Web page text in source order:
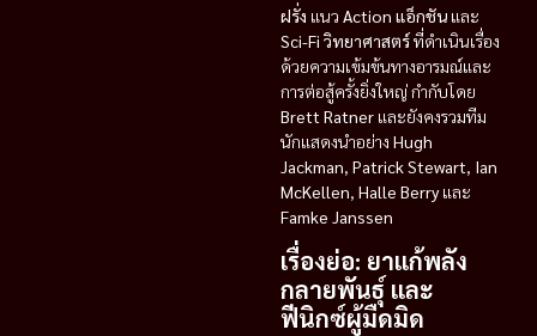
ฝรั่ง แนว Action แอ็กชัน และ
Sci-Fi วิทยาศาสตร์ที่ดำเนินเรื่อง
ด้วยความเข้มข้นทางอารมณ์และ
การต่อสู้ครั้งยิ่งใหญ่ กำกับโดย
Brett Ratner และยังคงรวมทีม
นักแสดงนำอย่าง Hugh
Jackman, Patrick Stewart, Ian
McKellen, Halle Berryและ
Famke Janssen
เรื่องย่อ: ยาแก้พลัง
กลายพันธุ์ และ
ฟีนิกซ์ผู้มืดมิด